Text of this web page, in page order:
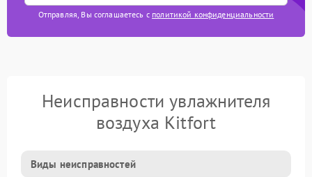
Отправляя, Вы соглашаетесь с политикой конфиденциальности
Неисправности увлажнителя
воздуха Kitfort
Виды неисправностей